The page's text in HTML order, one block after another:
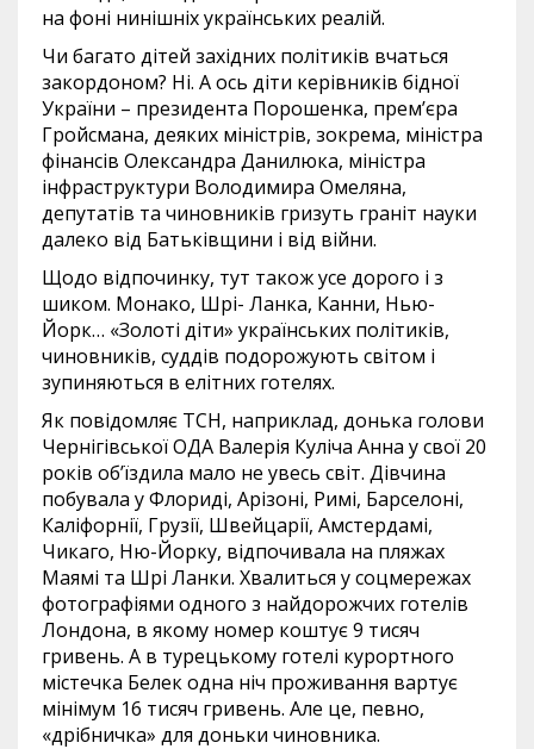
на фоні нинішніх українських реалій.
Чи багато дітей західних політиків вчаться
закордоном? Ні. А ось діти керівників бідної
України – президента Порошенка, прем’єра
Гройсмана, деяких міністрів, зокрема, міністра
фінансів Олександра Данилюка, міністра
інфраструктури Володимира Омеляна,
депутатів та чиновників гризуть граніт науки
далеко від Батьківщини і від війни.
Щодо відпочинку, тут також усе дорого і з
шиком. Монако, Шрі- Ланка, Канни, Нью-
Йорк… «Золоті діти» українських політиків,
чиновників, суддів подорожують світом і
зупиняються в елітних готелях.
Як повідомляє ТСН, наприклад, донька голови
Чернігівської ОДА Валерія Куліча Анна у свої 20
років об’їздила мало не увесь світ. Дівчина
побувала у Флориді, Арізоні, Римі, Барселоні,
Каліфорнії, Грузії, Швейцарії, Амстердамі,
Чикаго, Ню-Йорку, відпочивала на пляжах
Маямі та Шрі Ланки. Хвалиться у соцмережах
фотографіями одного з найдорожчих готелів
Лондона, в якому номер коштує 9 тисяч
гривень. А в турецькому готелі курортного
містечка Белек одна ніч проживання вартує
мінімум 16 тисяч гривень. Але це, певно,
«дрібничка» для доньки чиновника.